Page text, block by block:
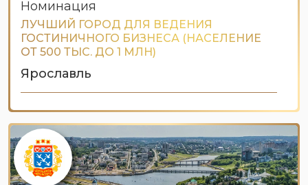
Номинация
ЛУЧШИЙ ГОРОД ДЛЯ ВЕДЕНИЯ
ГОСТИНИЧНОГО БИЗНЕСА (НАСЕЛЕНИЕ
ОТ 500 ТЫС. ДО 1 МЛН)
Ярославль